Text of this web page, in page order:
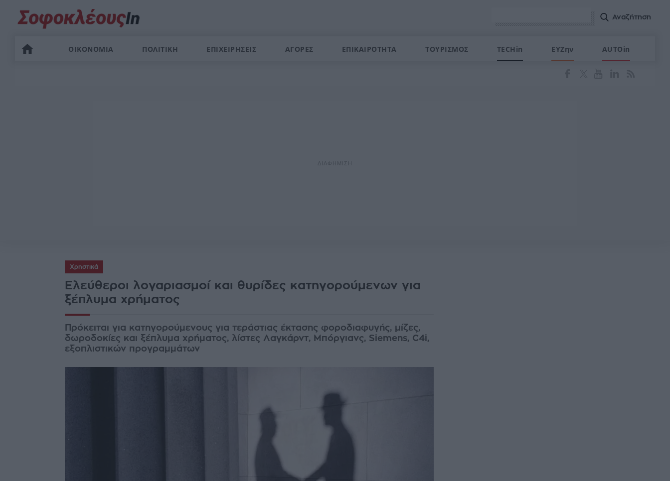
ΟΙΚΟΝΟΜΙΑ ΠΟΛΙΤΙΚΗ ΕΠΙΧΕΙΡΗΣΕΙΣ ΑΓΟΡΕΣ ΕΠΙΚΑΙΡΟΤΗΤΑ ΤΟΥΡΙΣΜΟΣ TECHin ΕΥΖην AUTOin
Χρηστικά
Ελεύθεροι λογαριασμοί και θυρίδες κατηγορούμενων για
ξέπλυμα χρήματος
Πρόκειται για κατηγορούμενους για τεράστιας έκτασης φοροδιαφυγής, μίζες,
δωροδοκίες και ξέπλυμα χρήματος, λίστες Λαγκάρντ, Μπόργιανς, Siemens, C4i,
εξοπλιστικών προγραμμάτων